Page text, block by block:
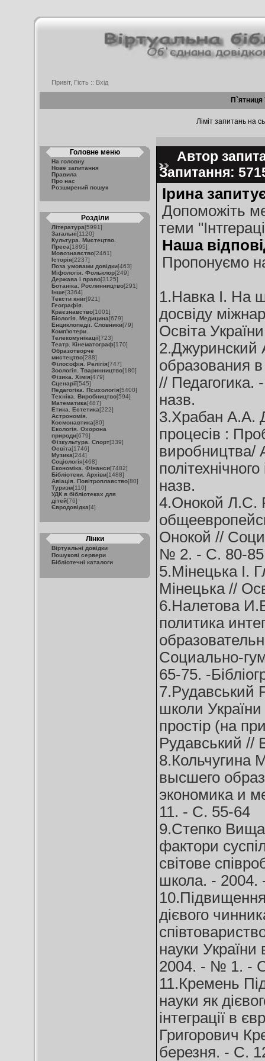
Привіт, Гість :: Вхід
П`ятниця
Ліміт запитань на
Головне меню
На головну
Нове запитання
Правила
Про нас
Розширений пошук
Розділи
Література[5991]
Загальні[1120]
Культура. Мистецтво.
Преса[1895]
Мовознавство[2461]
Історія[2237]
Поза умовами довідки[463]
Міфологія. Фольклор[249]
Держава і право[3125]
Ботаніка. Рослинництво[291]
Інше[3364]
Тексти книг[921]
Географія.
Краєзнавство[1001]
Біологія. Медицина[679]
Енциклопедії. Словники[79]
Комп'ютери.
Телекомунікації[723]
Театр. Кінематограф[170]
Образотворче
мистецтво[288]
Філософія. Релігія[747]
Зоологія. Тваринництво[180]
Фізика. Хімія[479]
Сценарії[545]
Педагогіка. Психологія[5400]
Техніка. Виробництво[594]
Математика[487]
Етика. Естетика[222]
Астрономія.
Космонавтика[80]
Екологія. Охорона
природи[679]
Фізкультура. Спорт[339]
Освіта[1746]
Музика[244]
Соціологія[468]
Економіка. Фінанси[7482]
Бібліотеки. Архіви[1488]
Авіація. Повітроплавство[80]
Туризм[110]
УДК в бібліотеках для
дітей[76]
Євродовідка[4]
Лінки
Віртуальні довідки
Пошукові сервери
Бібліотечні каталоги
Автор
Запитання:
Ірина
Допоможіть
теми
Наша
Пропонуємо
1.Навка І. На
досвіду
Освіта
2.Джуринский
образования
// Педагогика.
назв.
3.Храбан А.А.
процесів :
виробництва/
назв.
4.Онокой Л.С.
Онокой //
№ 2. - C. 80-
5.Мінецька І.
Мінецька //
6.Налетова
политика
Социально-
65-75. -
7.Рудавський
школи України
простір (на
Рудавський
8.Кольчугина
высшего
экономика и
11. - C. 55-64
9.Степко Вища
фактори
світове
школа. -
10.Підвищення
дієвого
науки
2004. - № 1. -
11.Кремень
науки як
інтеграції в
Григорович
березня. - C.